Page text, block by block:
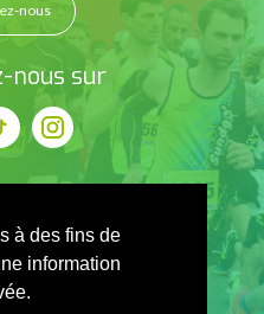
à des fins de
information
nous
nous sur